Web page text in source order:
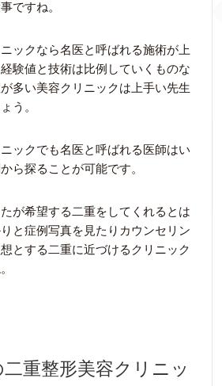
ですね。
ックなら名医と呼ばれる施術が上
験値と技術は比例していくものな
多い美容クリニックは上手い先生
う。
ックでも名医と呼ばれる医師はい
ら探ることが可能です。
が希望する二重をしてくれるとは
と症例写真を見たりカウンセリン
とする二重に近づけるクリニック
重整形美容クリニッ